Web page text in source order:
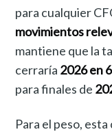
para cualquier
movimientos
mantiene que la
cerraría 2026 en
para finales de
Para el peso,